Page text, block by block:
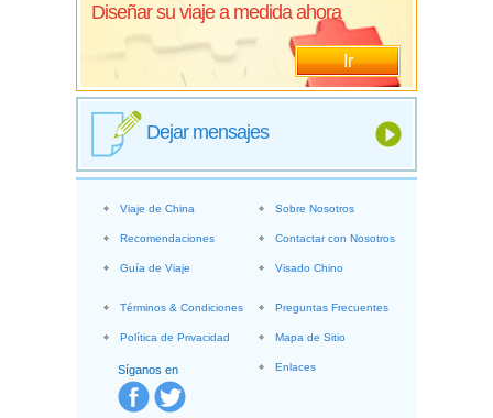
Diseñar su viaje a medida ahora
Ir
Dejar mensajes
Síganos en
Viaje de China
Recomendaciones
Guía de Viaje
Sobre Nosotros
Contactar con Nosotros
Visado Chino
Términos & Condiciones
Política de Privacidad
Preguntas Frecuentes
Mapa de Sitio
Enlaces